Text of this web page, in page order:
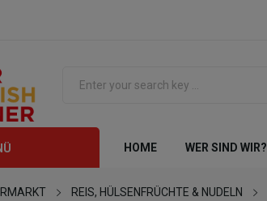
HOME WER SIND WIR?
REIS, HÜLSENFRÜCHTE & NUDELN